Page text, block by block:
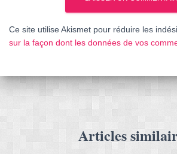
Ce site utilise Akismet pour réduire les
sur la façon dont les données de vos
Articles